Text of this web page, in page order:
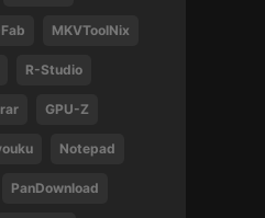
作品
02-21
MKVToolNix
R-Studio
GPU-Z
Notepad
PanDownload